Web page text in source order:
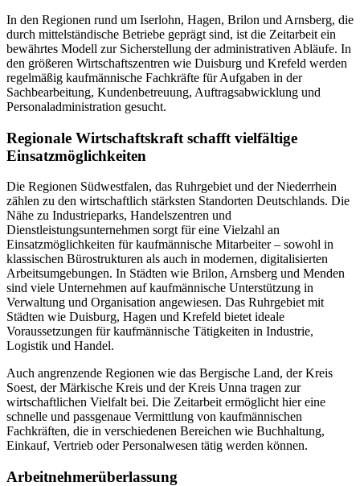
In den Regionen rund um Iserlohn, Hagen, Brilon und Arnsberg, die
durch mittelständische Betriebe geprägt sind, ist die Zeitarbeit ein
bewährtes Modell zur Sicherstellung der administrativen Abläufe. In
den größeren Wirtschaftszentren wie Duisburg und Krefeld werden
regelmäßig kaufmännische Fachkräfte für Aufgaben in der
Sachbearbeitung, Kundenbetreuung, Auftragsabwicklung und
Personaladministration gesucht.
Regionale Wirtschaftskraft schafft vielfältige
Einsatzmöglichkeiten
Die Regionen Südwestfalen, das Ruhrgebiet und der Niederrhein
zählen zu den wirtschaftlich stärksten Standorten Deutschlands. Die
Nähe zu Industrieparks, Handelszentren und
Dienstleistungsunternehmen sorgt für eine Vielzahl an
Einsatzmöglichkeiten für kaufmännische Mitarbeiter – sowohl in
klassischen Bürostrukturen als auch in modernen, digitalisierten
Arbeitsumgebungen. In Städten wie Brilon, Arnsberg und Menden
sind viele Unternehmen auf kaufmännische Unterstützung in
Verwaltung und Organisation angewiesen. Das Ruhrgebiet mit
Städten wie Duisburg, Hagen und Krefeld bietet ideale
Voraussetzungen für kaufmännische Tätigkeiten in Industrie,
Logistik und Handel.
Auch angrenzende Regionen wie das Bergische Land, der Kreis
Soest, der Märkische Kreis und der Kreis Unna tragen zur
wirtschaftlichen Vielfalt bei. Die Zeitarbeit ermöglicht hier eine
schnelle und passgenaue Vermittlung von kaufmännischen
Fachkräften, die in verschiedenen Bereichen wie Buchhaltung,
Einkauf, Vertrieb oder Personalwesen tätig werden können.
Arbeitnehmerüberlassung